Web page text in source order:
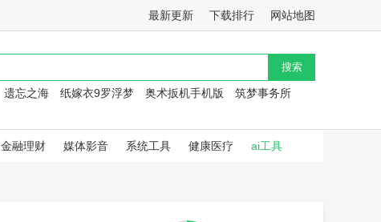
最新更新 下载排行 网站地图
遗忘之海 纸嫁衣9罗浮梦 奥术扳机手机版 筑梦事务所
金融理财 媒体影音 系统工具 健康医疗 ai工具